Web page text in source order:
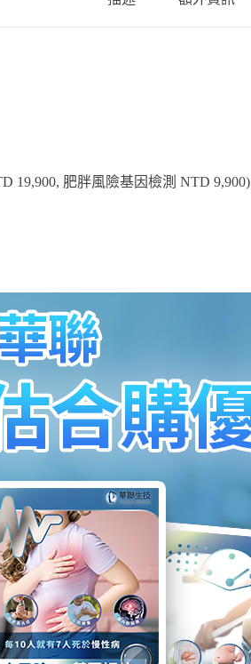
19,900, 肥胖風險基因檢測 NTD 9,900)